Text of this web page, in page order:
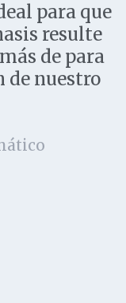
para que
resulte
de para
de nuestro